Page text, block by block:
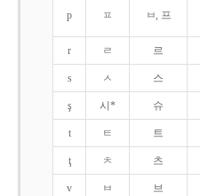
p ㅍ ㅂ, 프
r ㄹ 르
s ㅅ 스
ş 시* 슈
t ㅌ 트
ţ ㅊ 츠
v ㅂ 브